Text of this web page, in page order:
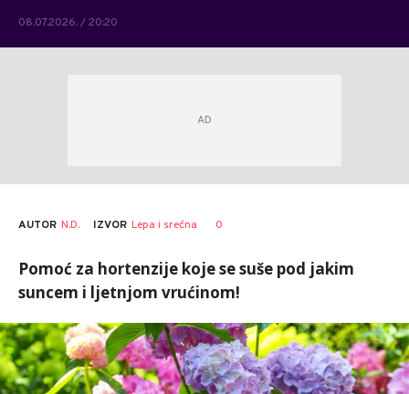
08.07.2026. / 20:20
AUTOR N.D. IZVOR Lepa i srećna 0
Pomoć za hortenzije koje se suše pod jakim
suncem i ljetnjom vrućinom!